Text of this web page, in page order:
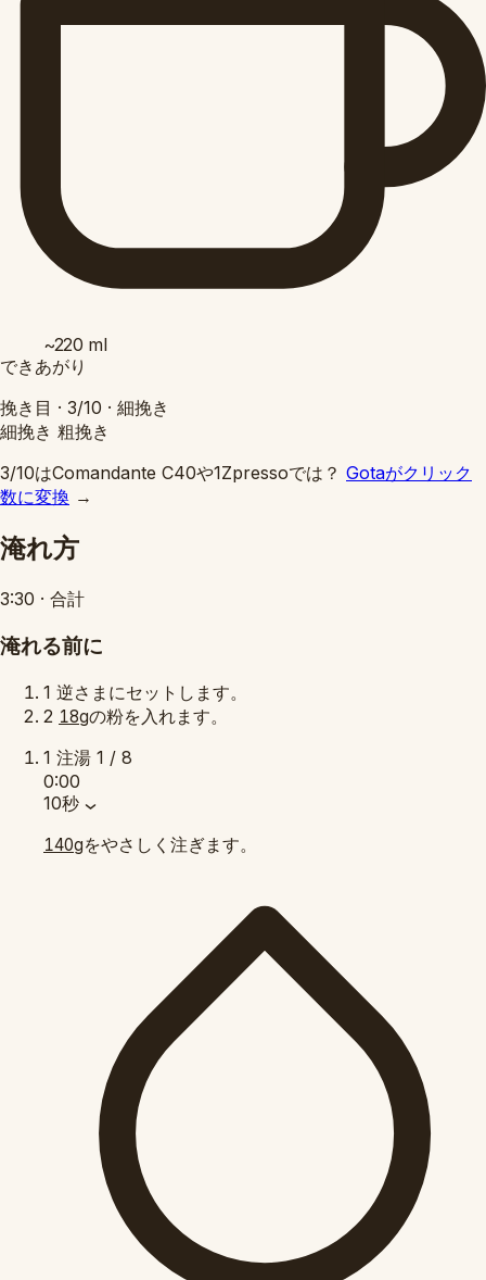
~220 ml
できあがり
挽き目 · 3/10 · 細挽き
細挽き 粗挽き
3/10はComandante C40や1Zpressoでは？ Gotaがクリック
数に変換 →
淹れ方
3:30 · 合計
淹れる前に
1 逆さまにセットします。
2 18gの粉を入れます。
1 注湯 1 / 8
0:00
10秒
140gをやさしく注ぎます。